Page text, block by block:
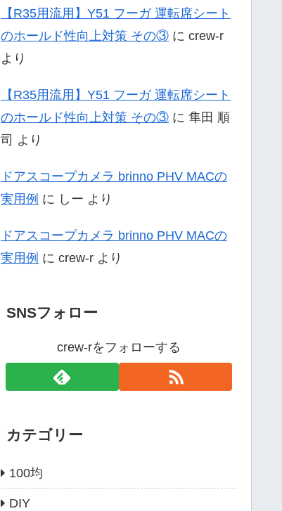
【R35用流用】Y51 フーガ 運転席シート
のホールド性向上対策 その③ に crew-r
より
【R35用流用】Y51 フーガ 運転席シート
のホールド性向上対策 その③ に 隼田 順
司 より
ドアスコープカメラ brinno PHV MACの
実用例 に しー より
ドアスコープカメラ brinno PHV MACの
実用例 に crew-r より
SNSフォロー
crew-rをフォローする
カテゴリー
100均
DIY